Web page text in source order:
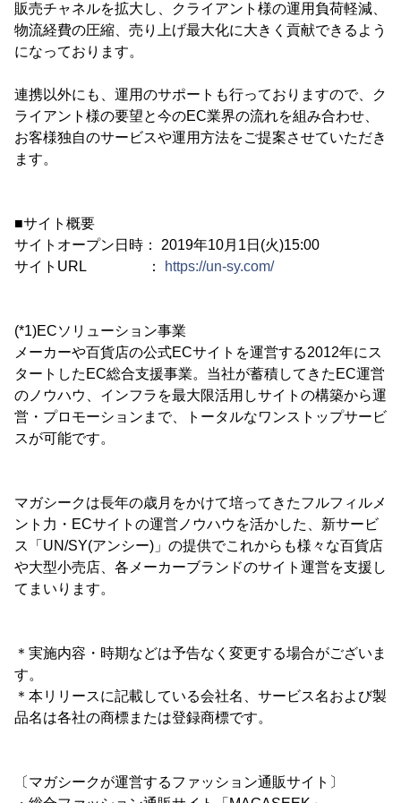
販売チャネルを拡大し、クライアント様の運用負荷軽減、
物流経費の圧縮、売り上げ最大化に大きく貢献できるよう
になっております。
連携以外にも、運用のサポートも行っておりますので、ク
ライアント様の要望と今のEC業界の流れを組み合わせ、
お客様独自のサービスや運用方法をご提案させていただき
ます。
■サイト概要
サイトオープン日時： 2019年10月1日(火)15:00
サイトURL ：
https://un-sy.com/
(*1)ECソリューション事業
メーカーや百貨店の公式ECサイトを運営する2012年にス
タートしたEC総合支援事業。当社が蓄積してきたEC運営
のノウハウ、インフラを最大限活用しサイトの構築から運
営・プロモーションまで、トータルなワンストップサービ
スが可能です。
マガシークは長年の歳月をかけて培ってきたフルフィルメ
ント力・ECサイトの運営ノウハウを活かした、新サービ
ス「UN/SY(アンシー)」の提供でこれからも様々な百貨店
や大型小売店、各メーカーブランドのサイト運営を支援し
てまいります。
＊実施内容・時期などは予告なく変更する場合がございま
す。
＊本リリースに記載している会社名、サービス名および製
品名は各社の商標または登録商標です。
〔マガシークが運営するファッション通販サイト〕